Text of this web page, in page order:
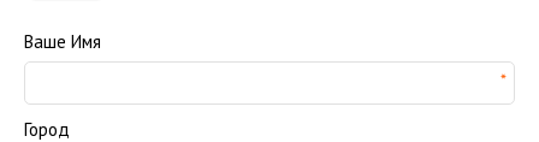
Ваше Имя
Город